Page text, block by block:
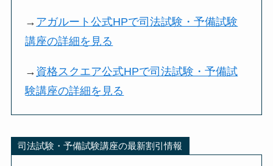
→ アガルート公式HPで司法試験・予備試験
講座の詳細を見る
→ 資格スクエア公式HPで司法試験・予備試
験講座の詳細を見る
司法試験・予備試験講座の最新割引情報